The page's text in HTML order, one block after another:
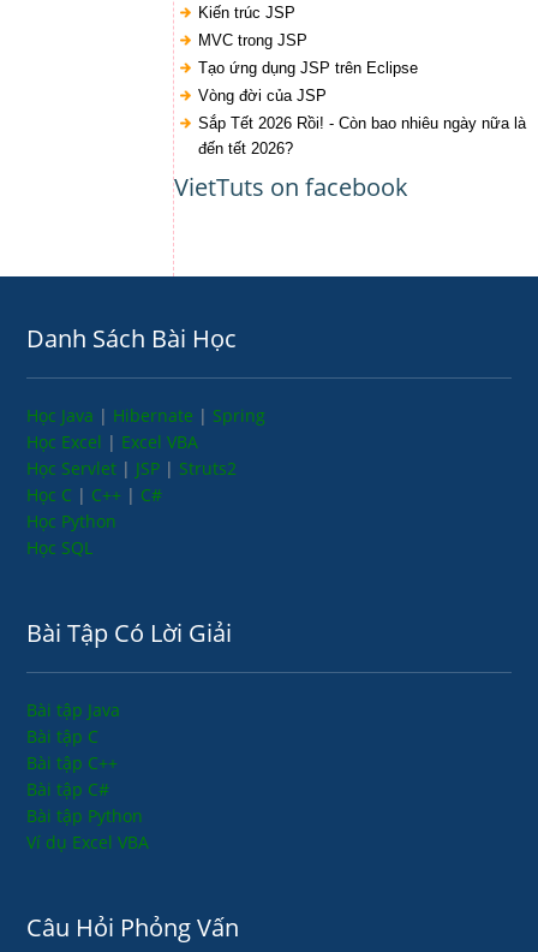
Kiến trúc JSP
MVC trong JSP
Tạo ứng dụng JSP trên Eclipse
Vòng đời của JSP
Sắp Tết 2026 Rồi! - Còn bao nhiêu ngày nữa là
đến tết 2026?
VietTuts on facebook
Danh Sách Bài Học
Học Java | Hibernate | Spring
Học Excel | Excel VBA
Học Servlet | JSP | Struts2
Học C | C++ | C#
Học Python
Học SQL
Bài Tập Có Lời Giải
Bài tập Java
Bài tập C
Bài tập C++
Bài tập C#
Bài tập Python
Ví dụ Excel VBA
Câu Hỏi Phỏng Vấn